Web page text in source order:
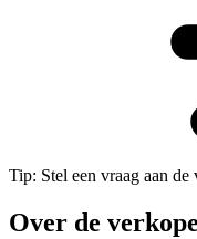
Tip: Stel een vraag aan de
Over de